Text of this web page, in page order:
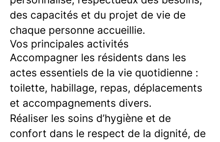
des capacités et du projet de vie de
chaque personne accueillie.
Vos principales activités
Accompagner les résidents dans les
actes essentiels de la vie quotidienne :
toilette, habillage, repas, déplacements
et accompagnements divers.
Réaliser les soins d’hygiène et de
confort dans le respect de la dignité, de